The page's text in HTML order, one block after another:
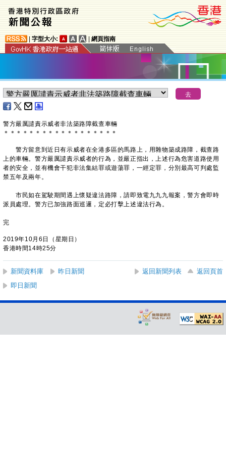
字型大小: 網頁指南
警方嚴厲譴責示威者非法築路障截查車輛
＊ ＊ ＊ ＊ ＊ ＊ ＊ ＊ ＊ ＊ ＊ ＊ ＊ ＊ ＊ ＊ ＊ ＊
警方留意到近日有示威者在全港多區的馬路上，用雜物築成路障，截查路
上的車輛。警方嚴厲譴責示威者的行為，並嚴正指出，上述行為危害道路使用
者的安全，並有機會干犯非法集結罪或遊蕩罪，一經定罪，分別最高可判處監
禁五年及兩年。
市民如在駕駛期間遇上懷疑違法路障，請即致電九九九報案，警方會即時
派員處理。警方已加強路面巡邏，定必打擊上述違法行為。
完
2019年10月6日（星期日）
香港時間14時25分
新聞資料庫 昨日新聞 返回新聞列表
返回頁首
即日新聞